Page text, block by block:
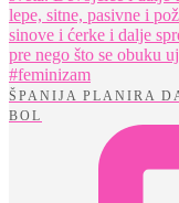
ŠPANIJA PLANIRA
BOL